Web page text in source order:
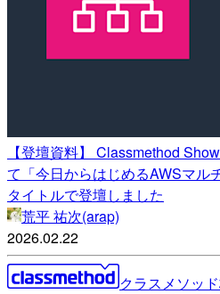
【登壇資料】 Classmethod
て「今日からはじめるAWSマル
タイトルで登壇しました
荒平 祐次(arap)
2026.02.22
クラスメソッ